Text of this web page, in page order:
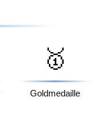
🥇
Goldmedaille